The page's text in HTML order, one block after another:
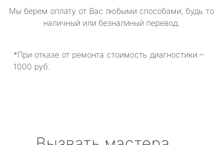
Мы берем оплату от Вас любыми способами, будь то
наличный или безналиный перевод.
*При отказе от ремонта стоимость диагностики –
1000 руб.